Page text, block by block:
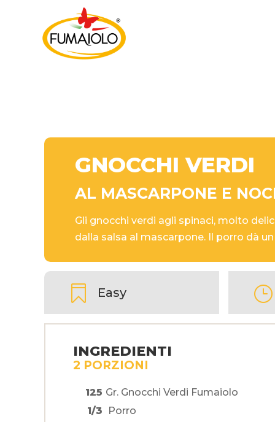
GNOCCHI VERDI
AL MASCARPONE E
Gli gnocchi verdi agli spinaci, molto
dalla salsa al mascarpone. Il porro dà
 Easy }
INGREDIENTI
2 PORZIONI
125 Gr. Gnocchi Verdi Fumaiolo
1/3
Porro